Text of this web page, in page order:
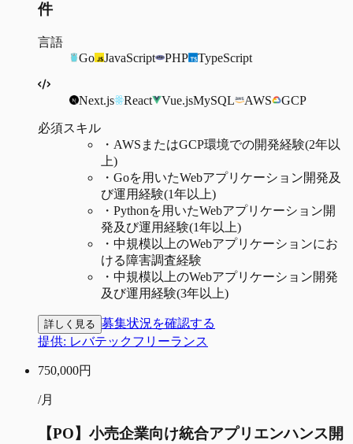
件
言語
Go
JavaScript PHP TypeScript
Next.js React Vue.jsMySQL AWS GCP
必須スキル
・ AWSまたはGCP環境での開発経験(2年以
上)
・ Goを用いたWebアプリケーション開発及
び運用経験(1年以上)
・ Pythonを用いたWebアプリケーション開
発及び運用経験(1年以上)
・ 中規模以上のWebアプリケーションにお
ける障害調査経験
・ 中規模以上のWebアプリケーション開発
及び運用経験(3年以上)
詳しく見る 募集状況を確認する
提供: レバテックフリーランス
750,000円
/月
【PO】小売企業向け統合アプリエンハンス開